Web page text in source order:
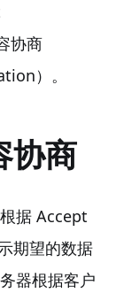
协商
）。
协商
据 Accept
期望的数据
器根据客户